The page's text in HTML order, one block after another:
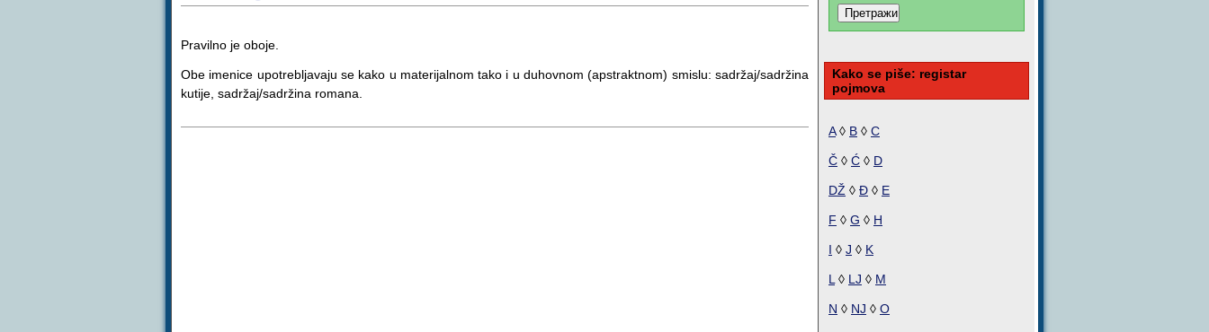
Pravilno je oboje.
Obe imenice upotrebljavaju se kako u materijalnom tako i u duhovnom (apstraktnom) smislu: sadržaj/sadržina
kutije, sadržaj/sadržina romana.
Kako se piše: registar
pojmova
A◊ B ◊ C
Č ◊ Ć ◊ D
DŽ ◊ Đ ◊ E
F ◊ G ◊ H
I ◊ J ◊ K
L ◊ LJ ◊ M
N ◊ NJ ◊ O